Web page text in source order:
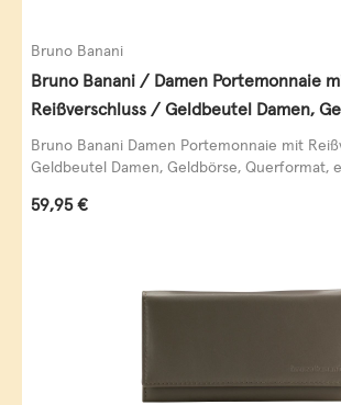
Bruno Banani
Bruno Banani / Damen Portemonnaie
Reißverschluss / Geldbeutel Damen,
Querformat, echt Leder, black/white/
Bruno Banani Damen Portemonnaie mit
Geldbeutel Damen, Geldbörse, Querformat,
Regulärer Preis:
59,95 €